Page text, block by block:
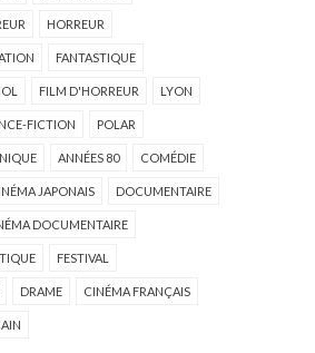
HORREUR
FANTASTIQUE
FILM D'HORREUR LYON
FICTION POLAR
ANNÉES 80 COMÉDIE
JAPONAIS DOCUMENTAIRE
DOCUMENTAIRE
FESTIVAL
DRAME CINÉMA FRANÇAIS